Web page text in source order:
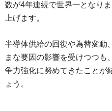
数が4年連続で世界一となり
上げます。
半導体供給の回復や為替変動
まな要因の影響を受けつつも
争力強化に努めてきたことが
ょう。